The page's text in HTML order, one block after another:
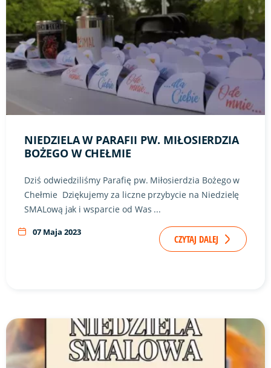
NIEDZIELA W PARAFII PW. MIŁOSIERDZIA
BOŻEGO W CHEŁMIE
Dziś odwiedziliśmy Parafię pw. Miłosierdzia Bożego w
Chełmie Dziękujemy za liczne przybycie na Niedzielę
SMALową jak i wsparcie od Was ...
07 Maja 2023
CZYTAJ DALEJ
Link do artykułu "A już w najbliższą niedzielę..." ze